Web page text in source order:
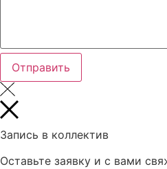
Отправить
Запись в коллектив
Оставьте заявку и с вами